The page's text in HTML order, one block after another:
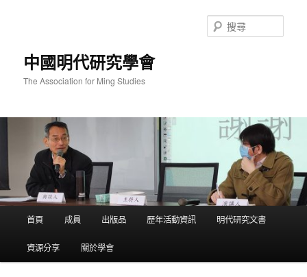
中國明代研究學會
The Association for Ming Studies
尋
首頁 成員 出版品 歷年活動資訊 明代研究文書
資源分享 關於學會